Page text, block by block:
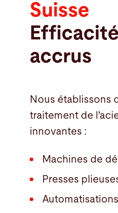
Suisse
accrus
Nous établissons
traitement de
innovantes :
Machines de
Presses
Automatisations